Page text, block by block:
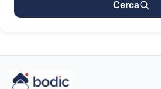
Cerca